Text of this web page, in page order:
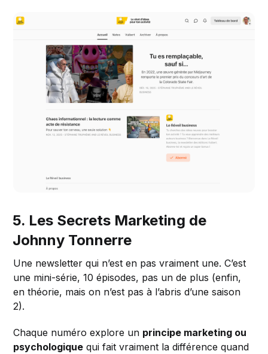
5. Les Secrets Marketing de
Johnny Tonnerre
Une newsletter qui n’est en pas vraiment une. C’est
une mini-série, 10 épisodes, pas un de plus (enfin,
en théorie, mais on n’est pas à l’abris d’une saison
2).
Chaque numéro explore un principe marketing ou
psychologique qui fait vraiment la différence quand